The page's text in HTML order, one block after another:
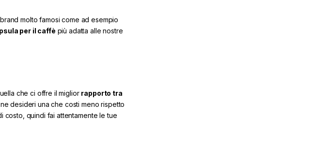
molto famosi come ad esempio
per il caffè più adatta alle nostre
che ci offre il miglior rapporto tra
desideri una che costi meno rispetto
costo, quindi fai attentamente le tue